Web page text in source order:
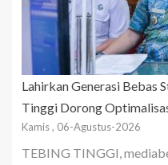
Lahirkan Generasi Bebas
Tinggi Dorong
Kamis , 06-Agustus-2026
TEBING TINGGI,